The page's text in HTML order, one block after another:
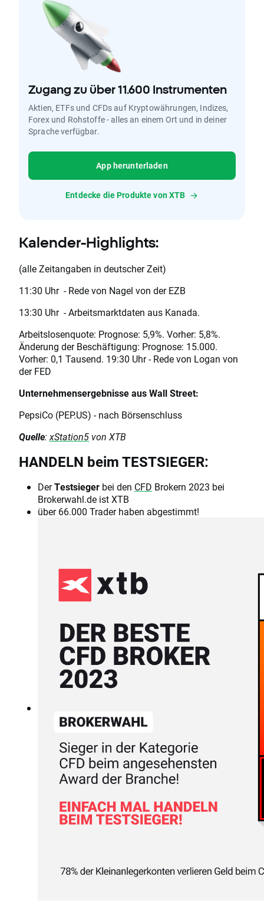
Zugang zu über 11.600 Instrumenten
Aktien, ETFs und CFDs auf Kryptowährungen, Indizes,
Forex und Rohstoffe - alles an einem Ort und in deiner
Sprache verfügbar.
App herunterladen
Entdecke die Produkte von XTB
Kalender-Highlights:
(alle Zeitangaben in deutscher Zeit)
11:30 Uhr - Rede von Nagel von der EZB
13:30 Uhr - Arbeitsmarktdaten aus Kanada.
Arbeitslosenquote: Prognose: 5,9%. Vorher: 5,8%.
Änderung der Beschäftigung: Prognose: 15.000.
Vorher: 0,1 Tausend. 19:30 Uhr - Rede von Logan von
der FED
Unternehmensergebnisse aus Wall Street:
PepsiCo (PEP.US) - nach Börsenschluss
Quelle:xStation5 von XTB
HANDELN beim TESTSIEGER:
DerTestsieger bei den CFD Brokern 2023 bei
Brokerwahl.de ist XTB
über 66.000 Trader haben abgestimmt!